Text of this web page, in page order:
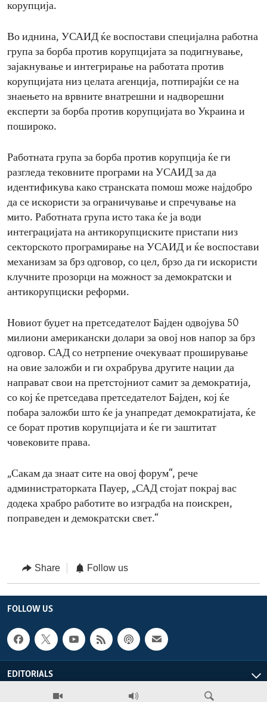
корупција.
Во иднина, УСАИД ќе воспостави специјална работна
група за борба против корупцијата за подигнување,
зајакнување и интегрирање на работата против
корупцијата низ целата агенција, потпирајќи се на
знаењето на врвните внатрешни и надворешни
експерти за борба против корупцијата во Украина и
пошироко.
Работната група за борба против корупција ќе ги
разгледа тековните програми на УСАИД за да
идентификува како странската помош може најдобро
да се искористи за ограничување и спречување на
мито. Работната група исто така ќе ја води
интеграцијата на антикорупциските пристапи низ
секторското програмирање на УСАИД и ќе воспостави
механизам за брз одговор, со цел, брзо да ги искористи
клучните прозорци на можност за демократски и
антикорупциски реформи.
Новиот буџет на претседателот Бајден одвојува 50
милиони американски долари за овој нов напор за брз
одговор. САД со нетрпение очекуваат проширување
на овие заложби и ги охрабрува другите нации да
направат свои на претстојниот самит за демократија,
со кој ќе претседава претседателот Бајден, кој ќе
побара заложби што ќе ја унапредат демократијата, ќе
се борат против корупцијата и ќе ги заштитат
човековите права.
„Сакам да знаат сите на овој форум“, рече
администраторката Пауер, „САД стојат покрај вас
додека храбро работите во изградба на поискрен,
поправеден и демократски свет.“
Share Follow us
FOLLOW US
EDITORIALS